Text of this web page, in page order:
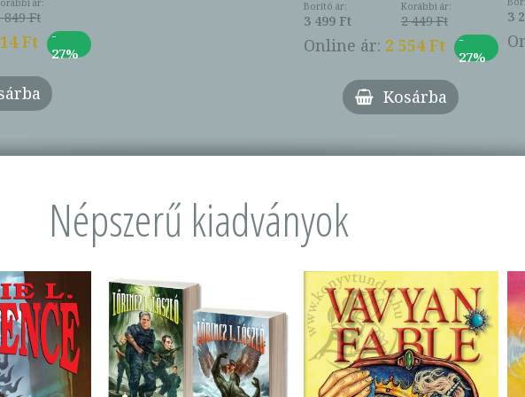
ár:
849 Ft
Ft
-
27%
Borító ár:
3 499 Ft
Korábbi ár:
2 449 Ft
Online ár: 2 554 Ft
-
27%
Kosárba
3
Népszerű kiadványok